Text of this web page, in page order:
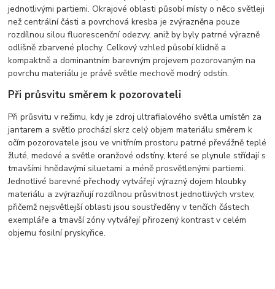
jednotlivými partiemi. Okrajové oblasti působí místy o něco světleji
než centrální části a povrchová kresba je zvýrazněna pouze
rozdílnou silou fluorescenční odezvy, aniž by byly patrné výrazně
odlišně zbarvené plochy. Celkový vzhled působí klidně a
kompaktně a dominantním barevným projevem pozorovaným na
povrchu materiálu je právě světle mechově modrý odstín.
Při průsvitu směrem k pozorovateli
Při průsvitu v režimu, kdy je zdroj ultrafialového světla umístěn za
jantarem a světlo prochází skrz celý objem materiálu směrem k
očím pozorovatele jsou ve vnitřním prostoru patrné převážně teplé
žluté, medové a světle oranžové odstíny, které se plynule střídají s
tmavšími hnědavými siluetami a méně prosvětlenými partiemi.
Jednotlivé barevné přechody vytvářejí výrazný dojem hloubky
materiálu a zvýrazňují rozdílnou průsvitnost jednotlivých vrstev,
přičemž nejsvětlejší oblasti jsou soustředěny v tenčích částech
exempláře a tmavší zóny vytvářejí přirozený kontrast v celém
objemu fosilní pryskyřice.